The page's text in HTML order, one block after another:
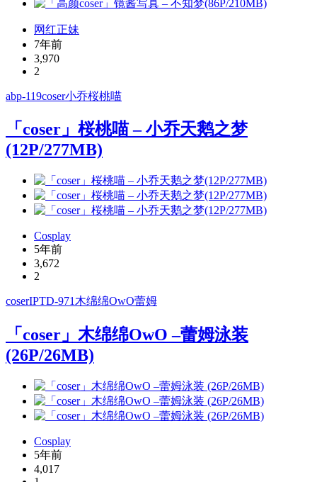
网红正妹
7年前
3,970
2
abp-119coser小乔桜桃喵
「coser」桜桃喵 – 小乔天鹅之梦
(12P/277MB)
Cosplay
5年前
3,672
2
coserIPTD-971 木绵绵OwO蕾姆
「coser」木绵绵OwO –蕾姆泳装
(26P/26MB)
Cosplay
5年前
4,017